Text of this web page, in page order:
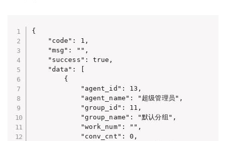
{
    "code": 1,
    "msg": "",
    "success": true,
    "data": [
        {
            "agent_id": 13,
            "agent_name": "超级管理员",
            "group_id": 11,
            "group_name": "默认分组",
            "work_num": "",
            "conv_cnt": 0,